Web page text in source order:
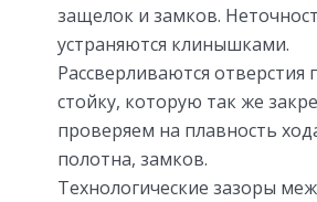
защелок и замков.
устраняются клинышками.
Рассверливаются отверстия
стойку, которую так же
проверяем на плавность
полотна, замков.
Технологические зазоры